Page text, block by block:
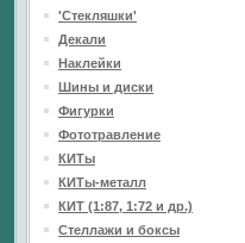
'Стекляшки'
Декали
Наклейки
Шины и диски
Фигурки
Фототравление
КИТы
КИТы-металл
КИТ (1:87, 1:72 и др.)
Стеллажи и боксы